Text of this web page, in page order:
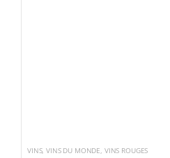
VINS,VINS DU MONDE VINS ROUGES